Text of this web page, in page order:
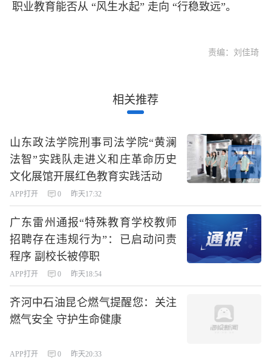
职业教育能否从 “风生水起” 走向 “行稳致远”。
责编：刘佳琦
相关推荐
山东政法学院刑事司法学院“黄澜
法智”实践队走进义和庄革命历史
文化展馆开展红色教育实践活动
APP打开 0 昨天17:32
广东雷州通报“特殊教育学校教师
招聘存在违规行为”：已启动问责
程序 副校长被停职
APP打开 0 昨天18:54
齐河中石油昆仑燃气提醒您：关注
燃气安全 守护生命健康
APP打开 0 昨天20:33